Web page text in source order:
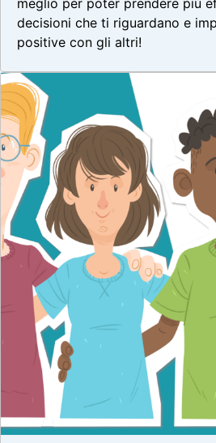
meglio per poter prendere più
decisioni che ti riguardano e
positive con gli altri!